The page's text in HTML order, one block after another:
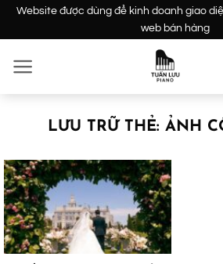
dung
Website được dùng để kinh doanh giao
web bán hàng
LƯU TRỮ THẺ: ẢNH